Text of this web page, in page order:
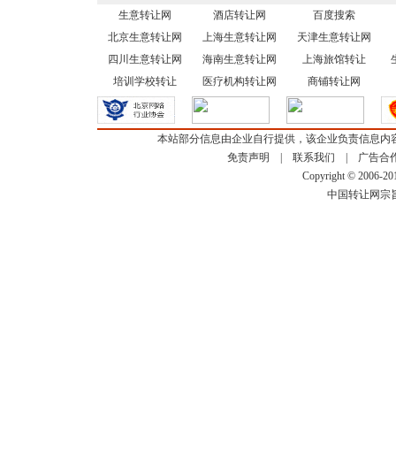
生意转让网
酒店转让网
百度搜索
北京生意转让网
上海生意转让网 天津生意转让网
四川生意转让网
海南生意转让网 上海旅馆转让
培训学校转让
医疗机构转让网 商铺转让网
本站部分信息由企业自行提供，该企业负责信息
免责声明
联系我们
广告合
Copyright © 2006-
中国转让网宗